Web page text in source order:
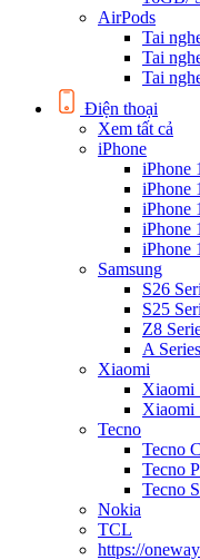
AirPods
Tai
Tai
Tai
Điện thoại
Xem tất cả
iPhone
iPhone
iPhone
iPhone
iPhone
iPhone
Samsung
S26
S25
Z8
A Series
Xiaomi
Xiaomi
Xiaomi
Tecno
Tecno
Tecno
Tecno
Nokia
TCL
https://